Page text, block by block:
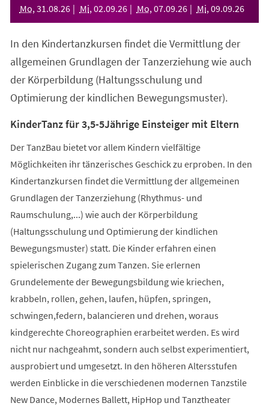
Mo, 31 .08.26 Mi, 02.09.26 Mo, 07.09.26 Mi, 09.09.26
In den Kindertanzkursen findet die Vermittlung der
allgemeinen Grundlagen der Tanzerziehung wie auch
der Körperbildung (Haltungsschulung und
Optimierung der kindlichen Bewegungsmuster).
KinderTanz für 3,5-5Jährige Einsteiger mit Eltern
Der TanzBau bietet vor allem Kindern vielfältige
Möglichkeiten ihr tänzerisches Geschick zu erproben. In den
Kindertanzkursen findet die Vermittlung der allgemeinen
Grundlagen der Tanzerziehung (Rhythmus- und
Raumschulung,...) wie auch der Körperbildung
(Haltungsschulung und Optimierung der kindlichen
Bewegungsmuster) statt. Die Kinder erfahren einen
spielerischen Zugang zum Tanzen. Sie erlernen
Grundelemente der Bewegungsbildung wie kriechen,
krabbeln, rollen, gehen, laufen, hüpfen, springen,
schwingen,federn, balancieren und drehen, woraus
kindgerechte Choreographien erarbeitet werden. Es wird
nicht nur nachgeahmt, sondern auch selbst experimentiert,
ausprobiert und umgesetzt. In den höheren Altersstufen
werden Einblicke in die verschiedenen modernen Tanzstile
New Dance, Modernes Ballett, HipHop und Tanztheater